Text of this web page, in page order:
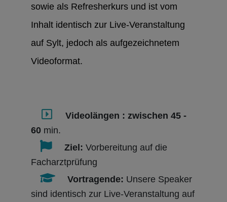
sowie als Refresherkurs und ist vom
Inhalt identisch zur Live-Veranstaltung
auf Sylt, jedoch als aufgezeichnetem
Videoformat.
Videolängen : zwischen 45 -
60 min.
Ziel: Vorbereitung auf die
Facharztprüfung
Vortragende: Unsere Speaker
sind identisch zur Live-Veranstaltung auf